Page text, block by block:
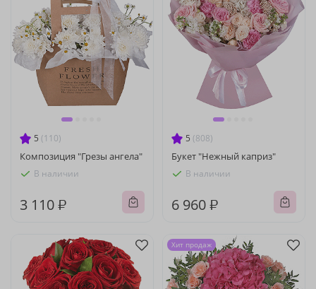
5 (110)
Композиция "Грезы ангела"
В наличии
3 110 ₽
5 (808)
Букет "Нежный каприз"
В наличии
6 960 ₽
Хит продаж